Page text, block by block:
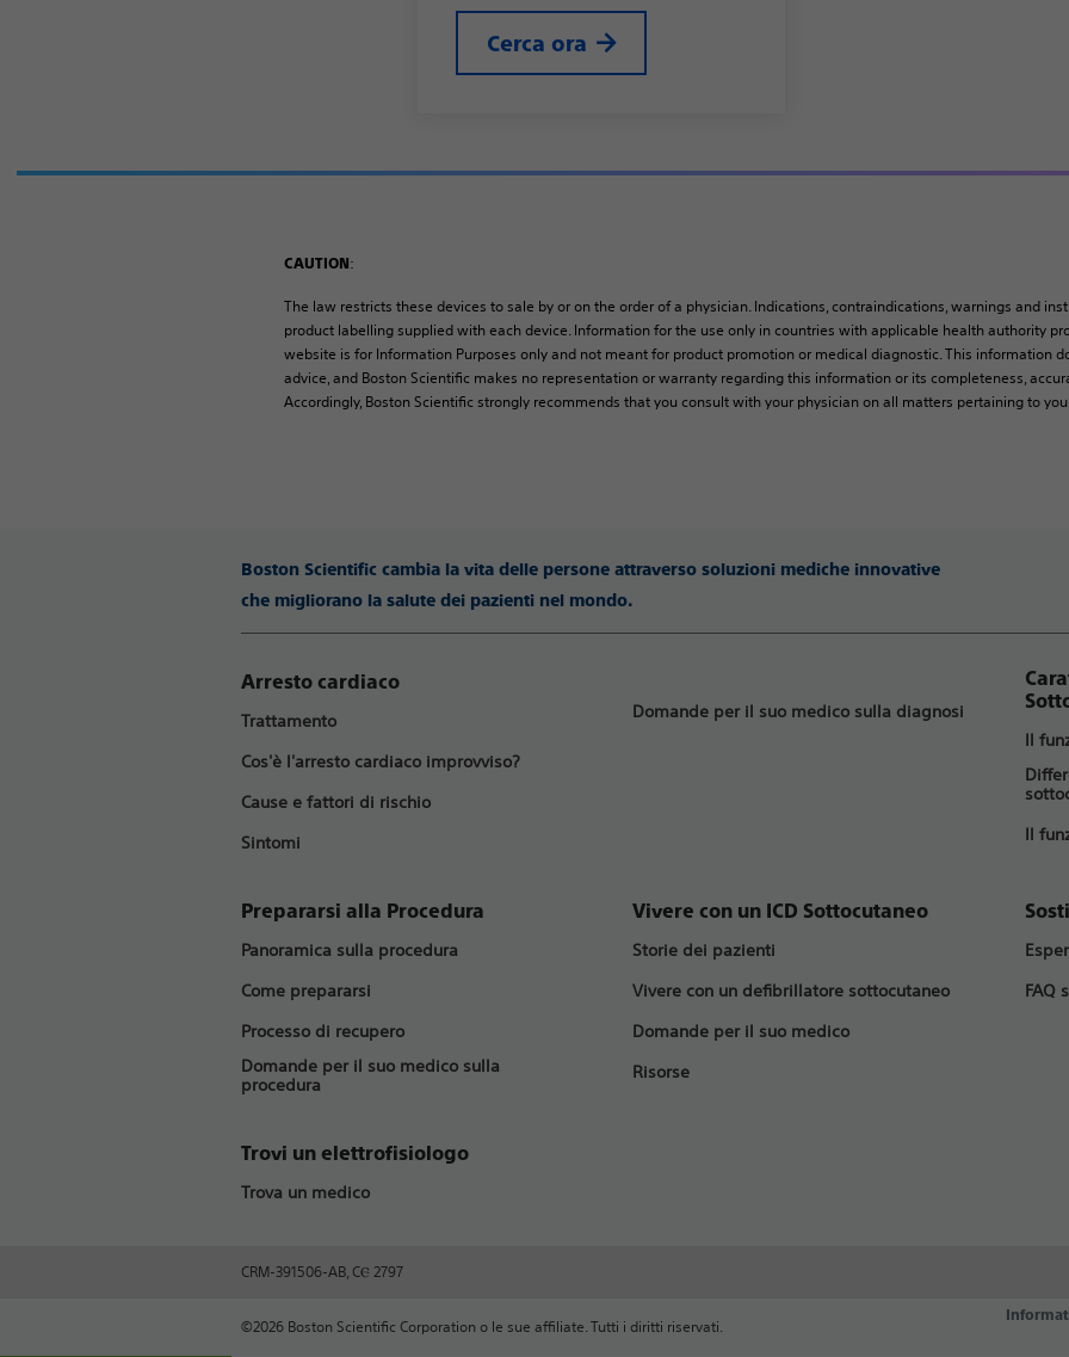
Cerca ora
CAUTION :
The law restricts these devices to sale by or on the order of a physician. Indications, contraindications, warnings and
product labelling supplied with each device. Information for the use only in countries with applicable health authority
website is for Information Purposes only and not meant for product promotion or medical diagnostic. This information
advice, and Boston Scientific makes no representation or warranty regarding this information or its completeness,
Accordingly, Boston Scientific strongly recommends that you consult with your physician on all matters pertaining to
Boston Scientific cambia la vita delle persone attraverso soluzioni mediche innovative
che migliorano la salute dei pazienti nel mondo.
Arresto cardiaco
Trattamento
Cos'è l'arresto cardiaco improvviso?
Cause e fattori di rischio
Sintomi
Domande per il suo medico sulla diagnosi
Il
Il
Prepararsi alla Procedura
Panoramica sulla procedura
Come prepararsi
Processo di recupero
Domande per il suo medico sulla
procedura
Vivere con un ICD Sottocutaneo
Storie dei pazienti
Vivere con un defibrillatore sottocutaneo
Domande per il suo medico
Risorse
FAQ
Trovi un elettrofisiologo
Trova un medico
CRM-391506-AB, CⲈ 2797
©2026 Boston Scientific Corporation o le sue affiliate. Tutti i diritti riservati.